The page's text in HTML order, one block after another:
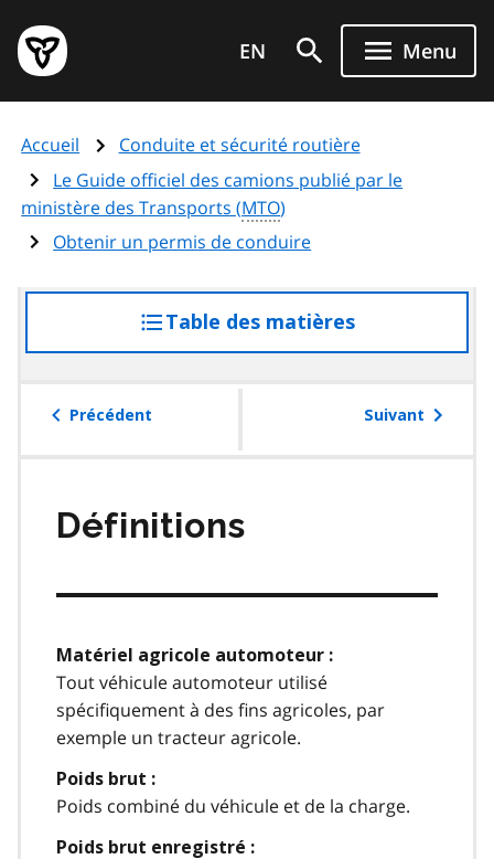
au
contenu
principal
Page
d'accueil
de
l'Ontario
EN Menu
Accueil
Conduite et sécurité routière
Le Guide officiel des camions publié par le
ministère des Transports (MTO)
Obtenir un permis de conduire
Table des matières
à
table
Précédent Suivant
Définitions
Matériel agricole automoteur :
Tout véhicule automoteur utilisé
spécifiquement à des fins agricoles, par
exemple un tracteur agricole.
Poids brut :
Poids combiné du véhicule et de la charge.
Poids brut enregistré :